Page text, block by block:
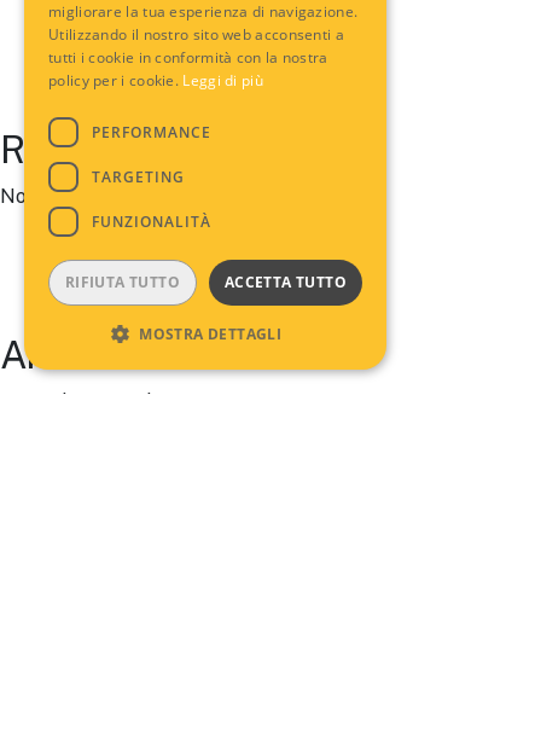
Recent Comments
No comments to show.
Archives
No archives to show.
migliorare la tua esperienza di navigazione.
Utilizzando il nostro sito web acconsenti a
tutti i cookie in conformità con la nostra
policy per i cookie. Leggi di più
PERFORMANCE
TARGETING
FUNZIONALITÀ
ACCETTA TUTTO
RIFIUTA TUTTO
MOSTRA DETTAGLI